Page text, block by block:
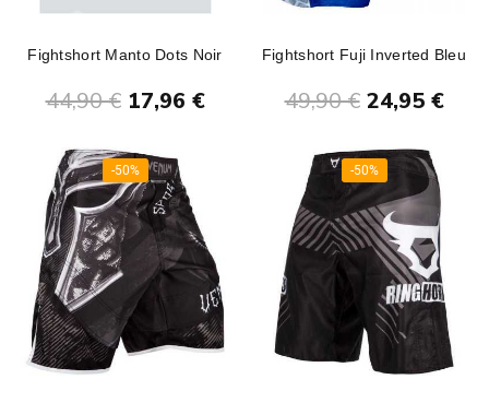
Fightshort Manto Dots Noir
44,90 € 17,96 €
Fightshort Fuji Inverted Bleu
49,90 € 24,95 €
-50% -50%